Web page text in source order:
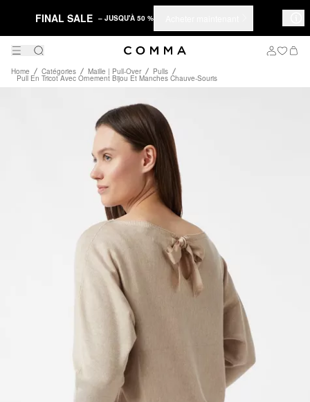
FINAL SALE – JUSQU'À 50 %
Home Catégories Maille | Pull-Over Pulls
Pull En Tricot Avec Ornement Bijou Et Manches Chauve-Souris